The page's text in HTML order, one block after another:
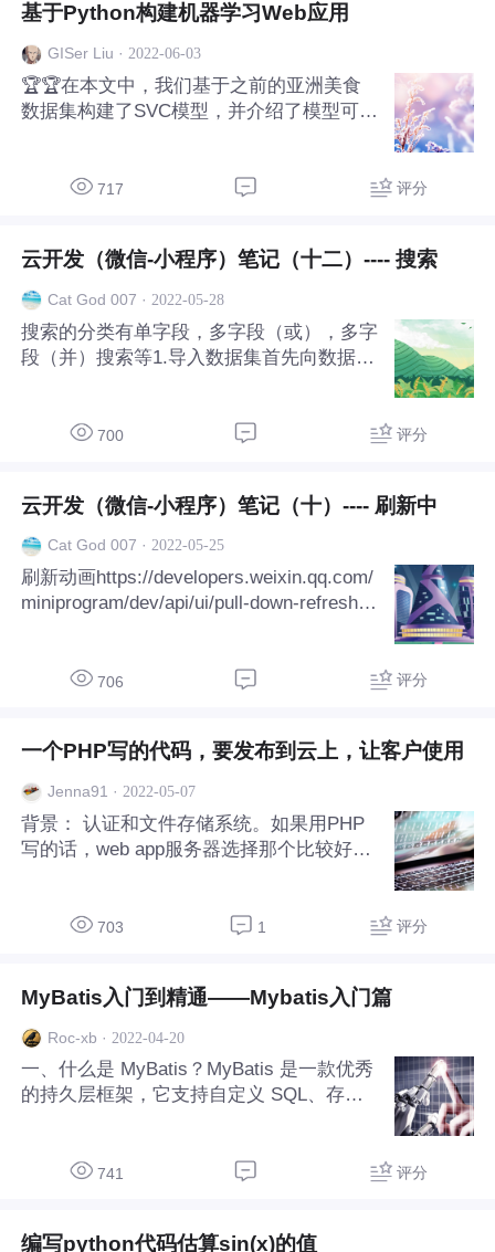
基于Python构建机器学习Web应用
GISer Liu · 2022-06-03
🏆🏆在本文中，我们基于之前的亚洲美食
数据集构建了SVC模型，并介绍了模型可视
格式的模型适用性更好，可以在多个平台使
应用！......
717 评分
云开发（微信-小程序）笔记（十二）---- 搜索
Cat God 007 · 2022-05-28
搜索的分类有单字段，多字段（或），多字
段（并）搜索等1.导入数据集首先向数据库
分（js部分）let db = wx.cloud.database()le
e: db.RegExp({ //title是你要搜
700 评分
云开发（微信-小程序）笔记（十）---- 刷新中
Cat God 007 · 2022-05-25
刷新动画https://developers.weixin.qq.com/
miniprogram/dev/api/ui/pull-down-refresh/w
pull-down-refresh/wx.startPullDownRefres
706 评分
一个PHP写的代码，要发布到云上，让客户使用
Jenna91 · 2022-05-07
背景： 认证和文件存储系统。如果用PHP
写的话，web app服务器选择那个比较好，
和DB的价格就可以了？ 如果不用云的话怎
703 1 评分
MyBatis入门到精通——Mybatis入门篇
Roc-xb · 2022-04-20
一、什么是 MyBatis？MyBatis 是一款优秀
的持久层框架，它支持自定义 SQL、存储
集的工作。MyBatis 可以通过简单的 XML
式 Java 对象）为数据库中的记录。二、入
741 评分
编写python代码估算sin(x)的值